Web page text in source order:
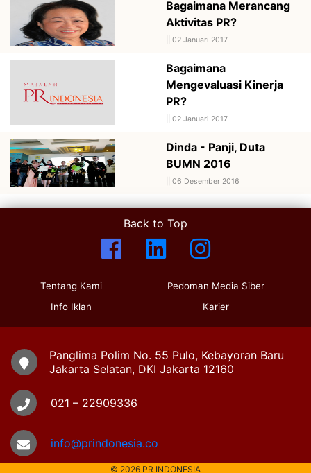
Bagaimana Merancang
Aktivitas PR?
02 Januari 2017
Bagaimana
Mengevaluasi Kinerja
PR?
02 Januari 2017
Dinda - Panji, Duta
BUMN 2016
06 Desember 2016
Back to Top
Tentang Kami
Info Iklan
Pedoman Media Siber
Karier
Panglima Polim No. 55 Pulo, Kebayoran Baru
Jakarta Selatan, DKI Jakarta 12160
021 – 22909336
info@prindonesia.co
© 2026 PR INDONESIA